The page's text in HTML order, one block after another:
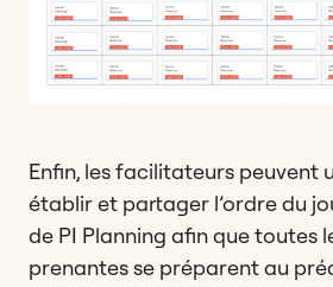
Enfin, les facilitateurs peuvent
établir et partager l’ordre du
de PI Planning afin que toutes
prenantes se préparent au